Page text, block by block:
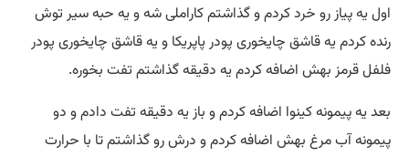
اول یه پیاز رو خرد کردم و گذاشتم کاراملی شه و یه حبه سیر توش
رنده کردم یه قاشق چایخوری پودر پاپريكا و یه قاشق چایخوری پودر
فلفل قرمز بهش اضافه کردم یه دقیقه گذاشتم تفت بخوره.
بعد یه پیمونه کینوا اضافه کردم و باز یه دقیقه تفت دادم و دو
پیمونه آب مرغ بهش اضافه کردم و درش رو گذاشتم تا با حرارت